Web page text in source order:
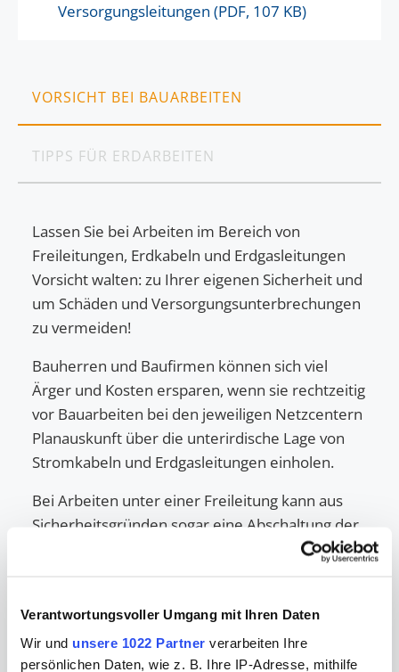
Verantwortungsvoller Umgang mit Ihren Daten
Wir und unsere 1022 Partner verarbeiten Ihre
persönlichen Daten, wie z. B. Ihre IP-Adresse, mithilfe
Versorgungsleitungen (PDF, 107 KB)
VORSICHT BEI BAUARBEITEN
TIPPS FÜR ERDARBEITEN
Lassen Sie bei Arbeiten im Bereich von
Freileitungen, Erdkabeln und Erdgasleitungen
Vorsicht walten: zu Ihrer eigenen Sicherheit und
um Schäden und Versorgungsunterbrechungen
zu vermeiden!
Bauherren und Baufirmen können sich viel
Ärger und Kosten ersparen, wenn sie rechtzeitig
vor Bauarbeiten bei den jeweiligen Netzcentern
Planauskunft über die unterirdische Lage von
Stromkabeln und Erdgasleitungen einholen.
Bei Arbeiten unter einer Freileitung kann aus
Sicherheitsgründen sogar eine Abschaltung der
kostenfrei Pläne einsehen und wenn notwendig
eine Einweisung durch den Mobilen
Kundenservice unseres Dienstleisters